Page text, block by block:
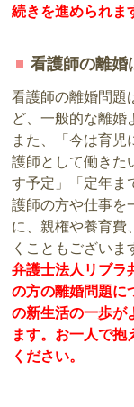
続きを進められま
看護師の離婚
看護師の離婚問題
ど、一般的な離婚
また、「今は育児
護師として働きた
す予定」「定年ま
護師の方や仕事を
に、親権や養育費
くこともございま
弁護士法人リブラ
の方の離婚問題に
の新生活の一歩が
ます。お一人で抱
ください。